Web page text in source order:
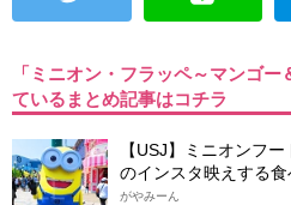
「ミニオン・フラッペ～マンゴ
ているまとめ記事はコチラ
【USJ】ミニオンフ
のインスタ映えする食
がやみーん